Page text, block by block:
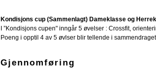
Kondisjons cup (Sammenlagt) Dameklasse og
I ”Kondisjons cupen" inngår 5 øvelser : Crossfit,
Poeng i opptil 4 av 5 øvlser blir tellende i
Gjennomføring